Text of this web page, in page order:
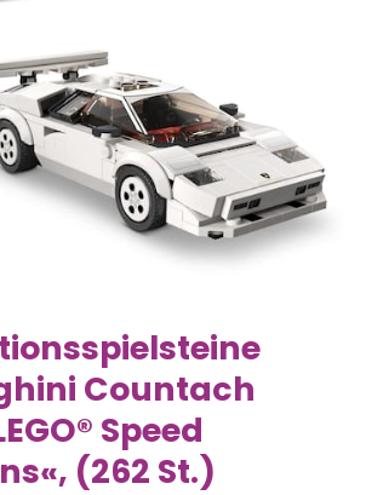
Countach
Speed
(262 St.)